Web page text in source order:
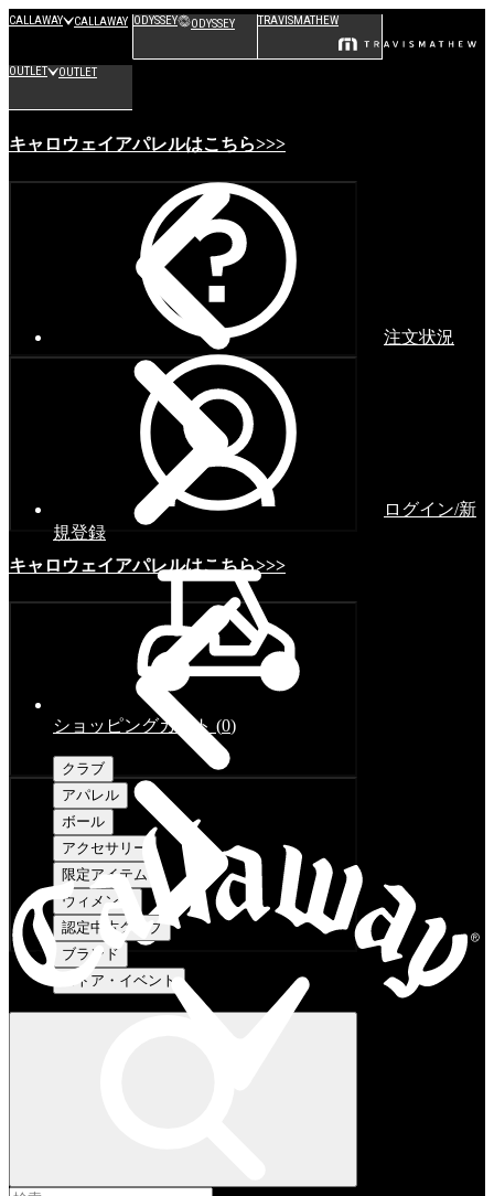
CALLAWAY CALLAWAY ODYSSEY ODYSSEY TRAVISMATHEW
OUTLET OUTLET
キャロウェイアパレルはこちら>>>
キャロウェイアパレルはこちら>>>
注文状況
ログイン/新
規登録
ショッピングカート (0)
クラブ
アパレル
ボール
アクセサリー
限定アイテム
ウィメンズ
認定中古クラブ
ブランド
ストア・イベント